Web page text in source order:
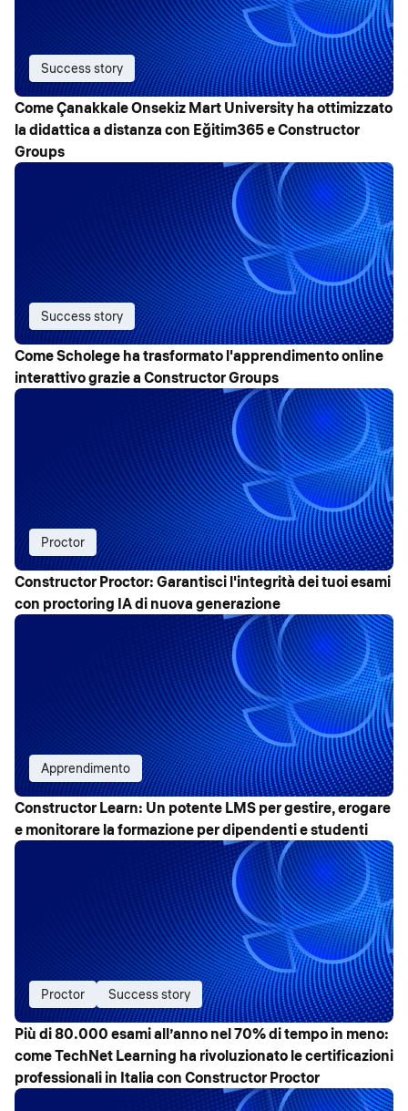
Success story
Come Çanakkale Onsekiz Mart University ha ottimizzato
la didattica a distanza con Eğitim365 e Constructor
Groups
Success story
Come Scholege ha trasformato l'apprendimento online
interattivo grazie a Constructor Groups
Proctor
Constructor Proctor: Garantisci l'integrità dei tuoi esami
con proctoring IA di nuova generazione
Apprendimento
Constructor Learn: Un potente LMS per gestire, erogare
e monitorare la formazione per dipendenti e studenti
Proctor Success story
Più di 80.000 esami all’anno nel 70% di tempo in meno:
come TechNet Learning ha rivoluzionato le certificazioni
professionali in Italia con Constructor Proctor